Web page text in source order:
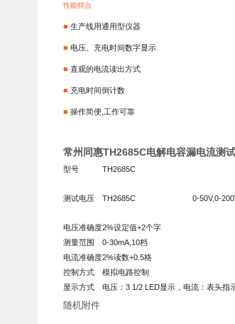
性能特点
■ 生产线用通用型仪器
■ 电压、充电时间数字显示
■ 直观的电流读出方式
■ 充电时间倒计数
■ 操作简便,工作可靠
常州同惠TH2685C电解电容漏电流测
型号 TH2685C
TH2685C 0-50V,0-
测试电压
电压准确度2%设定值+2个字
测量范围
0-30mA,10档
电流准确度2%读数+0.5格
控制方式
模拟电路控制
显示方式
电压：3 1/2 LED显示，电流：表头指
随机附件